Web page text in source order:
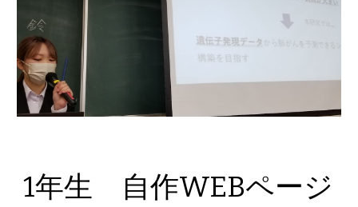
1年生 自作WEBページ